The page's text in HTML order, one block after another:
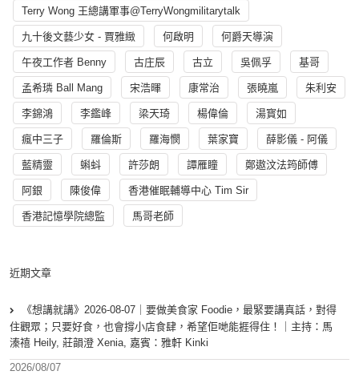
Terry Wong 王總講軍事@TerryWongmilitarytalk
九十後文藝少女 - 賈雅緻 何啟明 何爵天導演
午夜工作者 Benny 古庄辰 古立 吳佩孚 基哥
孟希璘 Ball Mang 宋浩暉 康常治 張曉嵐 朱利安
李錦鴻 李鑑峰 梁天琦 楊偉倫 湯寳如
瘋中三子 羅倫斯 羅海憫 葉家寶 薛影儀 - 阿儀
藍精靈 蝌蚪 許莎朗 譚雁瞳 鄭遨汶法筠師傅
阿銀 陳俊偉 香港催眠輔導中心 Tim Sir
香港記憶學院總監 馬哥老師
近期文章
《想講就講》2026-08-07｜要做美食家 Foodie，最緊要講真話，對得
住觀眾；只要好食，也會撐小店食肆，希望佢哋能捱得住！｜主持：馬
溱禧 Heily, 莊韻澄 Xenia, 嘉賓：雅軒 Kinki
2026/08/07